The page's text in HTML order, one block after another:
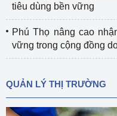
tiêu dùng bền vững
Phú Thọ nâng cao
vững trong cộng đồng
QUẢN LÝ THỊ TRƯỜNG